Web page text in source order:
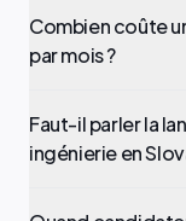
Combien coûte
par mois ?
Faut-il parler la
ingénierie en